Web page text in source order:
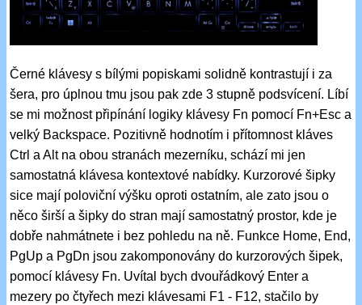
Černé klávesy s bílými popiskami solidně kontrastují i za
šera, pro úplnou tmu jsou pak zde 3 stupně podsvícení. Líbí
se mi možnost připínání logiky klávesy Fn pomocí Fn+Esc a
velký Backspace. Pozitivně hodnotím i přítomnost kláves
Ctrl a Alt na obou stranách mezerníku, schází mi jen
samostatná klávesa kontextové nabídky. Kurzorové šipky
sice mají poloviční výšku oproti ostatním, ale zato jsou o
něco širší a šipky do stran mají samostatný prostor, kde je
dobře nahmátnete i bez pohledu na ně. Funkce Home, End,
PgUp a PgDn jsou zakomponovány do kurzorových šipek,
pomocí klávesy Fn. Uvítal bych dvouřádkový Enter a
mezery po čtyřech mezi klávesami F1 - F12, stačilo by